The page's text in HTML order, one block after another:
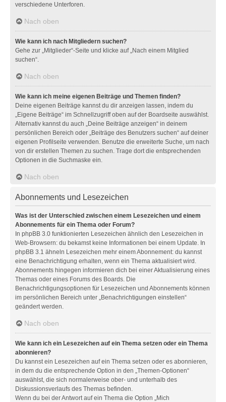
verschiedene Unterforen.
Nach oben
Wie kann ich nach Mitgliedern suchen?
Gehe zur „Mitglieder“-Seite und klicke auf „Nach einem Mitglied
suchen“.
Nach oben
Wie kann ich meine eigenen Beiträge und Themen finden?
Deine eigenen Beiträge kannst du dir anzeigen lassen, indem du
„Eigene Beiträge“ im Schnellzugriff oben auf der Boardseite auswählst.
Alternativ kannst du auch „Deine Beiträge anzeigen“ in deinem
persönlichen Bereich oder „Beiträge des Benutzers suchen“ auf deiner
eigenen Profilseite verwenden. Benutze die erweiterte Suche, um nach
von dir erstellen Themen zu suchen. Trage dort die entsprechenden
Optionen in die Suchmaske ein.
Nach oben
Abonnements und Lesezeichen
Was ist der Unterschied zwischen einem Lesezeichen und einem
Abonnements für ein Thema oder Forum?
In phpBB 3.0 funktionierten Lesezeichen ähnlich den Lesezeichen in
Web-Browsern: du bekamst keine Informationen bei einem Update. In
phpBB 3.1 ähneln Lesezeichen mehr einem Abonnement: du kannst
eine Benachrichtigung erhalten, wenn ein Thema aktualisiert wird.
Abonnements hingegen informieren dich bei einer Aktualisierung eines
Themas oder eines Forums des Boards. Die
Benachrichtigungsoptionen für Lesezeichen und Abonnements können
im persönlichen Bereich unter „Benachrichtigungen einstellen“
geändert werden.
Nach oben
Wie kann ich ein Lesezeichen auf ein Thema setzen oder ein Thema
abonnieren?
Du kannst ein Lesezeichen auf ein Thema setzen oder es abonnieren,
in dem du die entsprechende Option in den „Themen-Optionen“
auswählst, die sich normalerweise ober- und unterhalb des
Diskussionsverlaufs des Themas befinden.
Wenn du bei der Antwort auf ein Thema die Option „Mich